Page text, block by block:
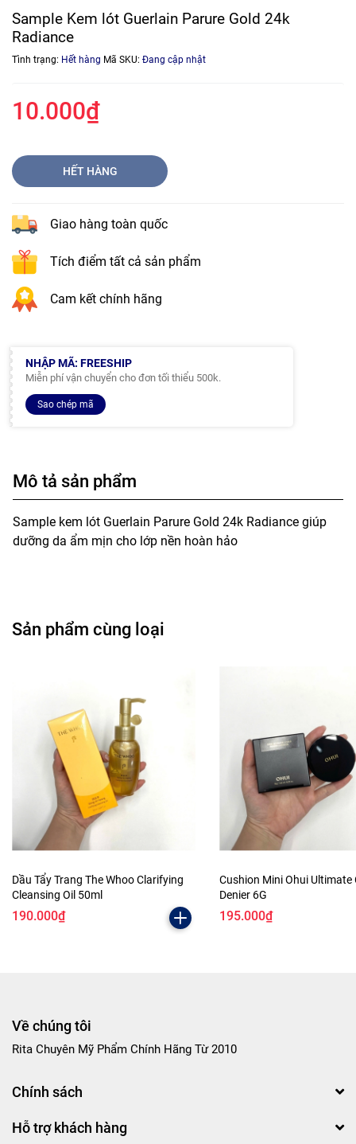
Sample Kem lót Guerlain Parure Gold 24k
Radiance
Tình trạng: Hết hàng Mã SKU: Đang cập nhật
10.000₫
HẾT HÀNG
Giao hàng toàn quốc
Tích điểm tất cả sản phẩm
Cam kết chính hãng
NHẬP MÃ: FREESHIP
Miễn phí vận chuyển cho đơn tối thiểu 500k.
Sao chép mã
Mô tả sản phẩm
Sample kem lót Guerlain Parure Gold 24k Radiance giúp
dưỡng da ẩm mịn cho lớp nền hoàn hảo
Sản phẩm cùng loại
Dầu Tẩy Trang The Whoo Clarifying
Cleansing Oil 50ml
190.000₫
Cushion Mini Ohui Ultimate
Denier 6G
195.000₫
Về chúng tôi
Rita Chuyên Mỹ Phẩm Chính Hãng Từ 2010
Chính sách
Hỗ trợ khách hàng